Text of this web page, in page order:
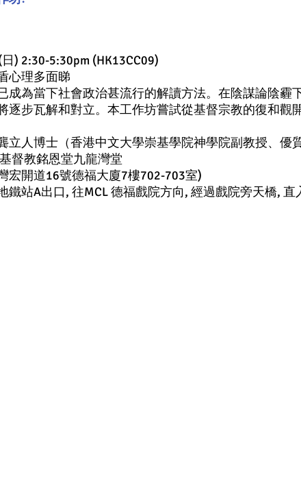
) 2:30-5:30pm (HK13CC09)
心理多面睇
成為當下社會政治甚流行的解讀方法。在陰謀論陰
逐步瓦解和對立。本工作坊嘗試從基督宗教的復和
立人博士（香港中文大學崇基學院神學院副教授、優
督教銘恩堂九龍灣堂
宏開道16號德福大廈7樓702-703室)
鐵站A出口, 往MCL 德福戲院方向, 經過戲院旁天橋, 直